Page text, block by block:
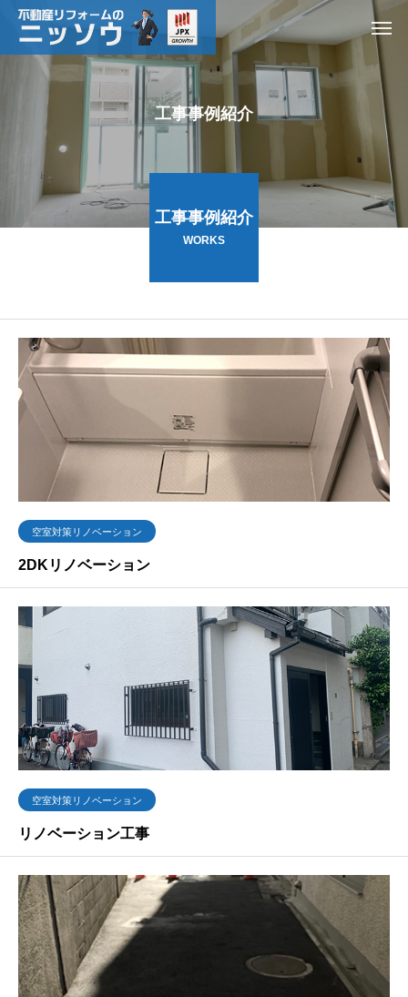
工事事例紹介
工事事例紹介
WORKS
空室対策リノベーション
2DKリノベーション
空室対策リノベーション
リノベーション工事